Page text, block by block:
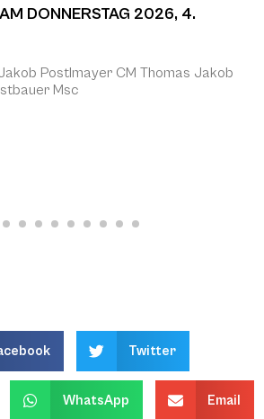
DONNERSTAG 2026, 4.
Postlmayer CM Thomas Jakob
Msc
Twitter
WhatsApp Email